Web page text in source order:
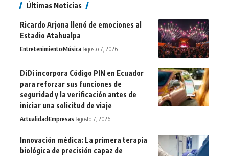
Últimas Noticias
Ricardo Arjona llenó de emociones al
Estadio Atahualpa
EntretenimientoMúsica agosto 7, 2026
DiDi incorpora Código PIN en Ecuador
para reforzar sus funciones de
seguridad y la verificación antes de
iniciar una solicitud de viaje
ActualidadEmpresas agosto 7, 2026
Innovación médica: La primera terapia
biológica de precisión capaz de